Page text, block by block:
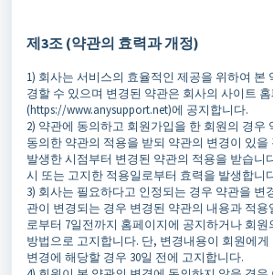
제3조 (약관의 효력과 개정)
1) 회사는 서비스의 효율적인 제공을 위하여 본
경할 수 있으며 변경된 약관은 회사의 사이트
(https://www.anysupport.net)에 공지합니다.
2) 약관에 동의하고 회원가입을 한 회원의 경우
동의한 약관의 적용을 받되 약관의 변경이 있을
발생한 시점부터 변경된 약관의 적용을 받습니
시 또는 고지한 적용일로부터 효력을 발생합니
3) 회사는 필요하다고 인정되는 경우 약관을 변
관이 변경되는 경우 변경된 약관의 내용과 적용
로부터 7일전까지 홈페이지에 공지하거나 회
방법으로 고지합니다. 단, 변경내용이 회원에
변경에 해당할 경우 30일 전에 고지합니다.